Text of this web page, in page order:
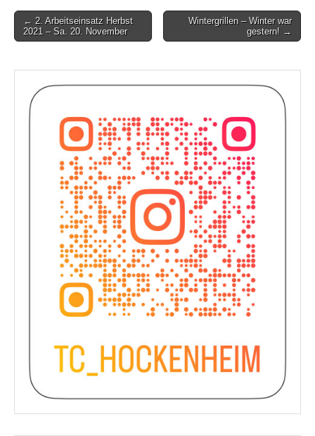
Post
navigation
← 2. Arbeitseinsatz Herbst
2021 – Sa. 20. November
Wintergrillen – Winter war
gestern! →